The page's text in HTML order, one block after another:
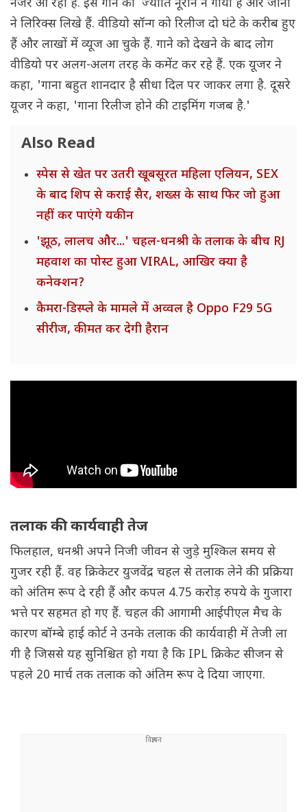
नजर आ रही हैं. इस गाने को ज्योति नूरान ने गाया है और जानी
ने लिरिक्स लिखे हैं. वीडियो सॉन्ग को रिलीज दो घंटे के करीब हुए
हैं और लाखों में व्यूज आ चुके हैं. गाने को देखने के बाद लोग
वीडियो पर अलग-अलग तरह के कमेंट कर रहे हैं. एक यूजर ने
कहा, 'गाना बहुत शानदार है सीधा दिल पर जाकर लगा है. दूसरे
यूजर ने कहा, 'गाना रिलीज होने की टाइमिंग गजब है.'
Also Read
स्पेस से खेत पर उतरी खूबसूरत महिला एलियन, SEX
के बाद शिप से कराई सैर, शख्स के साथ फिर जो हुआ
नहीं कर पाएंगे यकीन
'झूठ, लालच और...' चहल-धनश्री के तलाक के बीच RJ
महवाश का पोस्ट हुआ VIRAL, आखिर क्या है
कनेक्शन?
कैमरा-डिस्प्ले के मामले में अव्वल है Oppo F29 5G
सीरीज, कीमत कर देगी हैरान
तलाक की कार्यवाही तेज
फिलहाल, धनश्री अपने निजी जीवन से जुड़े मुश्किल समय से
गुजर रही हैं. वह क्रिकेटर युजवेंद्र चहल से तलाक लेने की प्रक्रिया
को अंतिम रूप दे रही हैं और कपल 4.75 करोड़ रुपये के गुजारा
भत्ते पर सहमत हो गए हैं. चहल की आगामी आईपीएल मैच के
कारण बॉम्बे हाई कोर्ट ने उनके तलाक की कार्यवाही में तेजी ला
गी है जिससे यह सुनिश्चित हो गया है कि IPL क्रिकेट सीजन से
पहले 20 मार्च तक तलाक को अंतिम रूप दे दिया जाएगा.